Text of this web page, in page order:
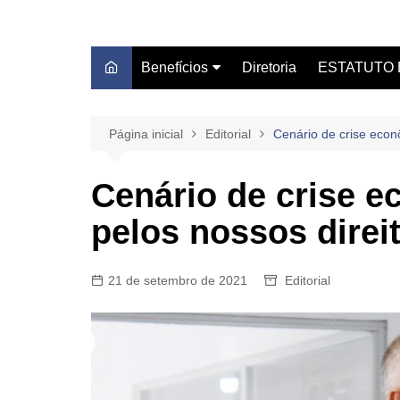
Benefícios
Blue Beach Thermas Park
Centro Médico Clube DS
Centro Universitário
Unifacvest
Farmácia de Manipulação
Diretoria ESTATUTO
Leis/Servidor
Página inicial Editorial Cenário de crise
Cenário de crise
pelos nossos
21 de setembro de 2021 Editorial